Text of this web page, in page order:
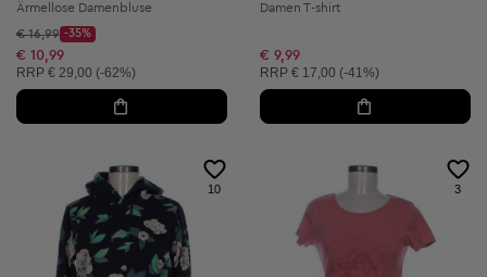
Ärmellose Damenbluse
Startpreis:
€ 16,99
Discount Price:
-35%
Reduzierter Preis:
€ 10,99
Unverbindliche Preisempfehlung:
RRP € 29,00 (-62%)
Damen T-shirt
€ 9,99
Unverbindliche Preisempfehlung:
RRP € 17,00 (-41%)
10 3